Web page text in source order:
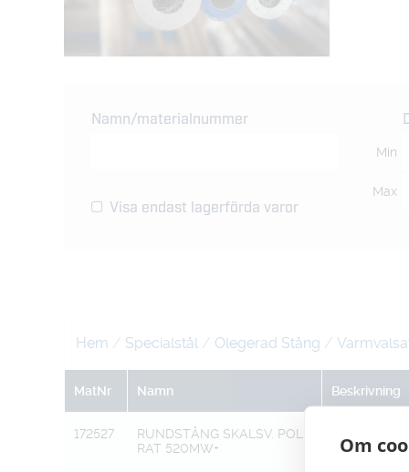
Om
Namn/materialnummer
Visa endast lagerförda varor
Min
Max
Hem / Specialstål / Olegerad Stång /
MatNr Namn Beskrivning
172527
RUNDSTÅNG SKALSV. POLE
RAT 520MW+